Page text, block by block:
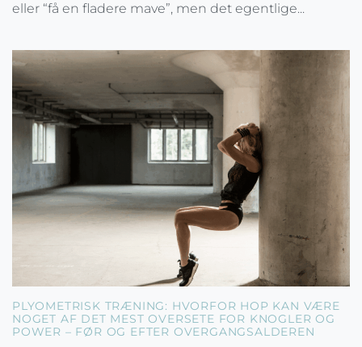
eller “få en fladere mave”, men det egentlige...
PLYOMETRISK TRÆNING: HVORFOR HOP KAN VÆRE
NOGET AF DET MEST OVERSETE FOR KNOGLER OG
POWER – FØR OG EFTER OVERGANGSALDEREN